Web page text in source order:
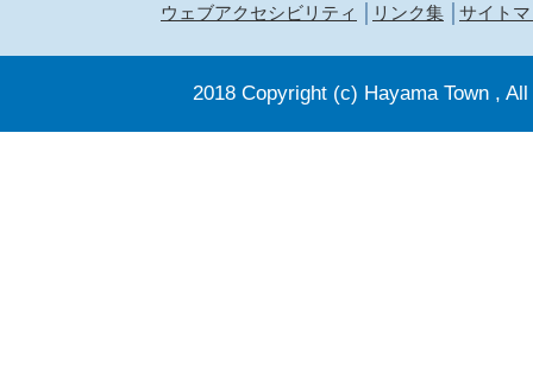
ウェブアクセシビリティ
リンク集 サイト
2018 Copyright (c) Hayama Town ,